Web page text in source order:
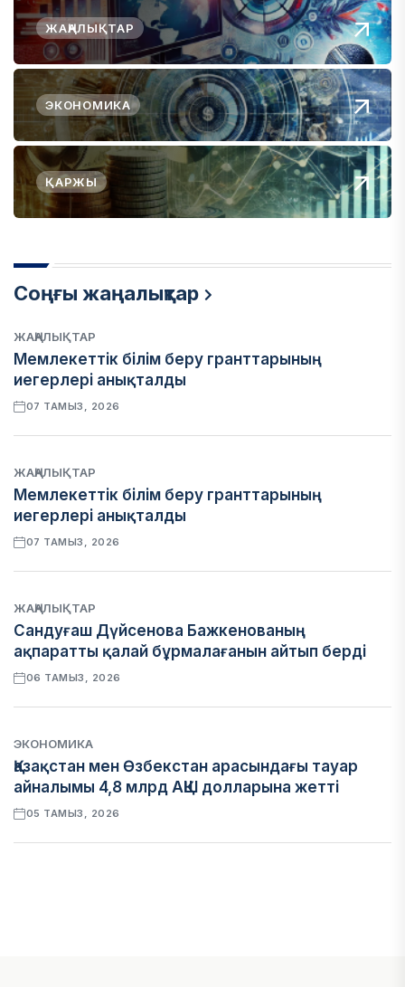
ЖАҢАЛЫҚТАР
ЭКОНОМИКА
ҚАРЖЫ
Соңғы жаңалықтар
ЖАҢАЛЫҚТАР
Мемлекеттік білім беру гранттарының
иегерлері анықталды
07 ТАМЫЗ, 2026
ЖАҢАЛЫҚТАР
Мемлекеттік білім беру гранттарының
иегерлері анықталды
07 ТАМЫЗ, 2026
ЖАҢАЛЫҚТАР
Сандуғаш Дүйсенова Бажкенованың
ақпаратты қалай бұрмалағанын айтып берді
06 ТАМЫЗ, 2026
ЭКОНОМИКА
Қазақстан мен Өзбекстан арасындағы тауар
айналымы 4,8 млрд АҚШ долларына жетті
05 ТАМЫЗ, 2026